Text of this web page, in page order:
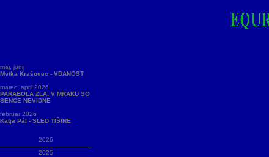
maj, junij
Metka Krašovec - VDANOST
marec, april 2026
PARABOLA ZLA: V MRAKU SO
SENCE NEVIDNE
februar 2026
Katja Pál - SLED TIŠINE
2026
2025